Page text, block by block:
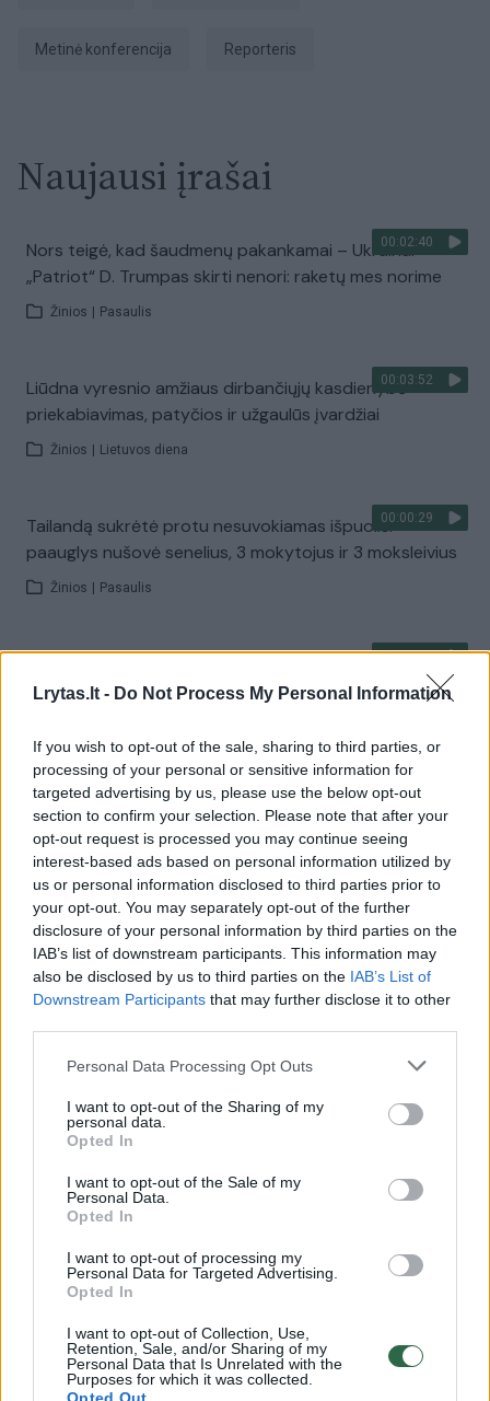
Lrytas.lt - Do Not Process My Personal Information
If you wish to opt-out of the sale, sharing to third parties, or
processing of your personal or sensitive information for
targeted advertising by us, please use the below opt-out
section to confirm your selection. Please note that after your
opt-out request is processed you may continue seeing
interest-based ads based on personal information utilized by
us or personal information disclosed to third parties prior to
your opt-out. You may separately opt-out of the further
disclosure of your personal information by third parties on the
IAB’s list of downstream participants. This information may
also be disclosed by us to third parties on the IAB’s List of
Downstream Participants that may further disclose it to other
Personal Data Processing Opt Outs
I want to opt-out of the Sharing of my
personal data.
Opted In
I want to opt-out of the Sale of my
Personal Data.
Opted In
I want to opt-out of processing my
Personal Data for Targeted Advertising.
Opted In
I want to opt-out of Collection, Use,
Retention, Sale, and/or Sharing of my
Personal Data that Is Unrelated with the
Purposes for which it was collected.
metinė konferencija Reporteris
Naujausi įrašai
00:02:40
Nors teigė, kad šaudmenų pakankamai – Ukrainai
„Patriot“ D. Trumpas skirti nenori: raketų mes norime
Žinios Pasaulis
00:03:52
Liūdna vyresnio amžiaus dirbančiųjų kasdienybė –
priekabiavimas, patyčios ir užgaulūs įvardžiai
Žinios Lietuvos diena
00:00:29
Tailandą sukrėtė protu nesuvokiamas išpuolis:
paauglys nušovė senelius, 3 mokytojus ir 3 moksleivius
Žinios Pasaulis
00:02:08
apgynė čempionų vardą
Visi įrašai
Žiūrimiausi įrašai
00:00:30
Vaizdai iš tragiškos avarijos Vilniaus r.: dviejų moterų ir
vaiko gyvybių išgelbėti nepavyko
00:00:57
Savaitės vidurys nusimato karštas: temperatūra kils iki
32 laipsnių šilumos
Žinios | Orai
Nufilmavo, kaip patvino Vilniaus Vakarinis aplinkkelis:
vaizdas pribloškia
V. Zalužno pasisakymą laiko bandymu įsitvirtinti